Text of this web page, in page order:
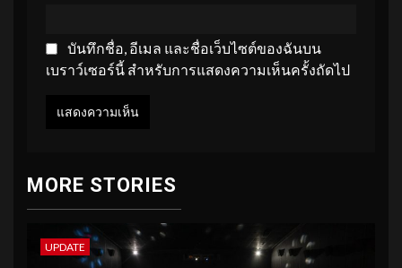
บันทึกชื่อ, อีเมล และชื่อเว็บไซต์ของฉันบน
เบราว์เซอร์นี้ สำหรับการแสดงความเห็นครั้งถัดไป
MORE STORIES
UPDATE